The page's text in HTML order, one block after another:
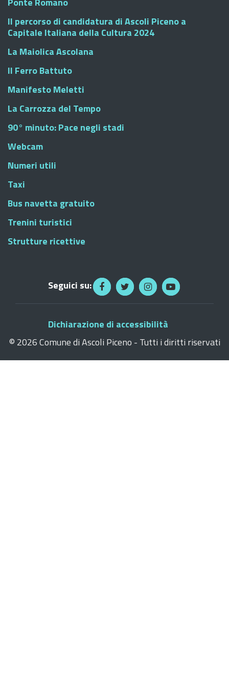
Il percorso di candidatura di Ascoli Piceno a
Capitale Italiana della Cultura 2024
La Maiolica Ascolana
Il Ferro Battuto
Manifesto Meletti
La Carrozza del Tempo
90° minuto: Pace negli stadi
Webcam
Numeri utili
Taxi
Bus navetta gratuito
Trenini turistici
Strutture ricettive
Seguici su:
Dichiarazione di accessibilità
© 2026 Comune di Ascoli Piceno - Tutti i diritti riservati